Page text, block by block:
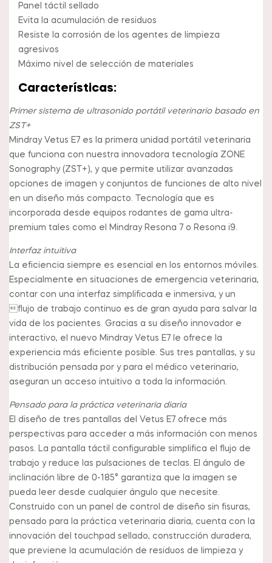
Panel táctil sellado
Evita la acumulación de residuos
Resiste la corrosión de los agentes de limpieza
agresivos
Máximo nivel de selección de materiales
Características:
Primer sistema de ultrasonido portátil veterinario basado en
ZST+
Mindray Vetus E7 es la primera unidad portátil veterinaria
que funciona con nuestra innovadora tecnología ZONE
Sonography (ZST+), y que permite utilizar avanzadas
opciones de imagen y conjuntos de funciones de alto nivel
en un diseño más compacto. Tecnología que es
incorporada desde equipos rodantes de gama ultra-
premium tales como el Mindray Resona 7 o Resona i9.
Interfaz intuitiva
La eficiencia siempre es esencial en los entornos móviles.
Especialmente en situaciones de emergencia veterinaria,
contar con una interfaz simplificada e inmersiva, y un
flujo de trabajo continuo es de gran ayuda para salvar la
vida de los pacientes. Gracias a su diseño innovador e
interactivo, el nuevo Mindray Vetus E7 le ofrece la
experiencia más eficiente posible. Sus tres pantallas, y su
distribución pensada por y para el médico veterinario,
aseguran un acceso intuitivo a toda la información.
Pensado para la práctica veterinaria diaria
El diseño de tres pantallas del Vetus E7 ofrece más
perspectivas para acceder a más información con menos
pasos. La pantalla táctil configurable simplifica el flujo de
trabajo y reduce las pulsaciones de teclas. El ángulo de
inclinación libre de 0-185° garantiza que la imagen se
pueda leer desde cualquier ángulo que necesite.
Construido con un panel de control de diseño sin fisuras,
pensado para la práctica veterinaria diaria, cuenta con la
innovación del touchpad sellado, construcción duradera,
que previene la acumulación de residuos de limpieza y